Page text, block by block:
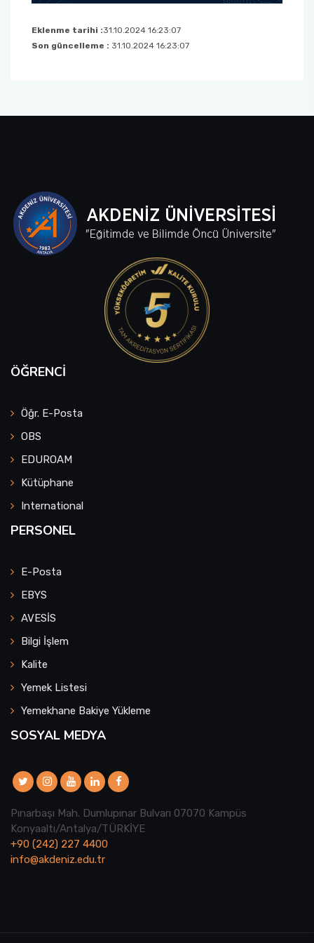
Eklenme tarihi :31.10.2024 16:23:07
Son güncelleme : 31.10.2024 16:23:07
ÖĞRENCI
Öğr. E-Posta
OBS
EDUROAM
Kütüphane
International
PERSONEL
E-Posta
EBYS
AVESİS
Bilgi İşlem
Kalite
Yemek Listesi
Yemekhane Bakiye Yükleme
SOSYAL MEDYA
Pınarbaşı Mah. Dumlupınar Bulvarı 07070 Kampüs
Konyaaltı/Antalya/TÜRKİYE
+90 (242) 227 4400
info@akdeniz.edu.tr